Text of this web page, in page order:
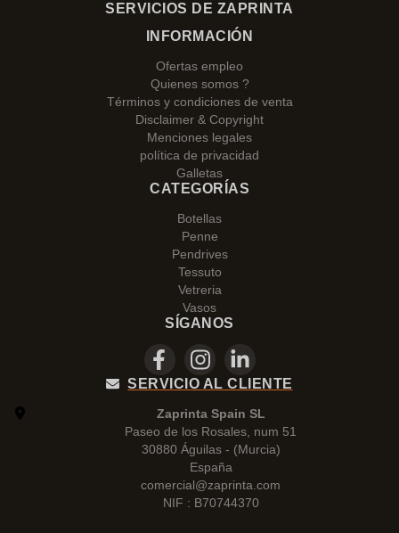
SERVICIOS DE ZAPRINTA
INFORMACIÓN
Ofertas empleo
Quienes somos ?
Términos y condiciones de venta
Disclaimer & Copyright
Menciones legales
política de privacidad
Galletas
CATEGORÍAS
Botellas
Penne
Pendrives
Tessuto
Vetreria
Vasos
SÍGANOS
SERVICIO AL CLIENTE
Zaprinta Spain SL
Paseo de los Rosales, num 51
30880 Águilas - (Murcia)
España
comercial@zaprinta.com
NIF : B70744370